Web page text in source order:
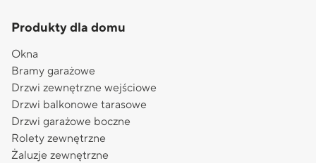
Produkty dla domu
Okna
Bramy garażowe
Drzwi zewnętrzne wejściowe
Drzwi balkonowe tarasowe
Drzwi garażowe boczne
Rolety zewnętrzne
Żaluzje zewnętrzne